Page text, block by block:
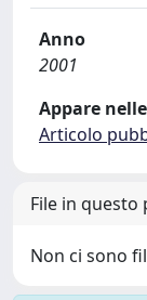
Anno
2001
Appare
Articolo
File in
Non ci sono